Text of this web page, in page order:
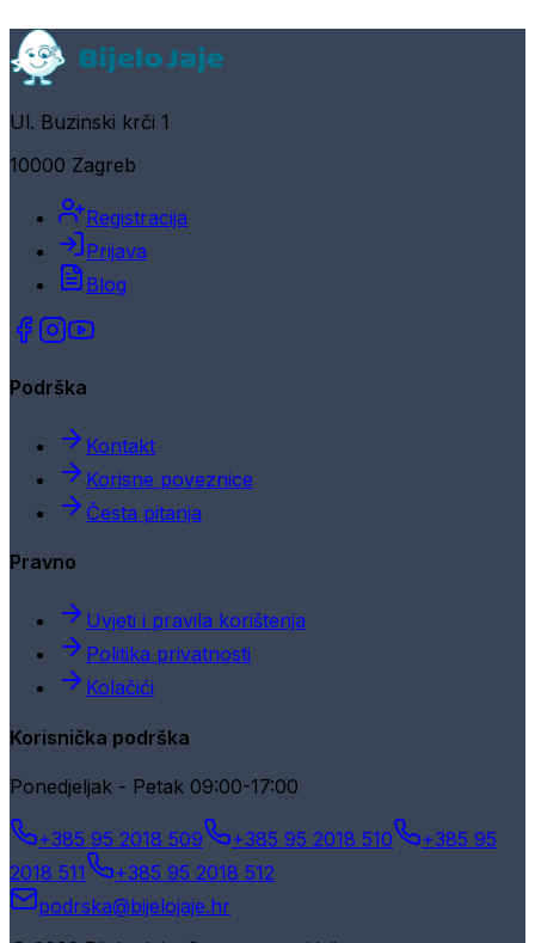
Ul. Buzinski krči 1
10000 Zagreb
Registracija
Prijava
Blog
Podrška
Kontakt
Korisne poveznice
Česta pitanja
Pravno
Uvjeti i pravila korištenja
Politika privatnosti
Kolačići
Korisnička podrška
Ponedjeljak - Petak 09:00-17:00
+385 95 2018 509 +385 95 2018 510
+385 95
2018 511
+385 95 2018 512
podrska@bijelojaje.hr